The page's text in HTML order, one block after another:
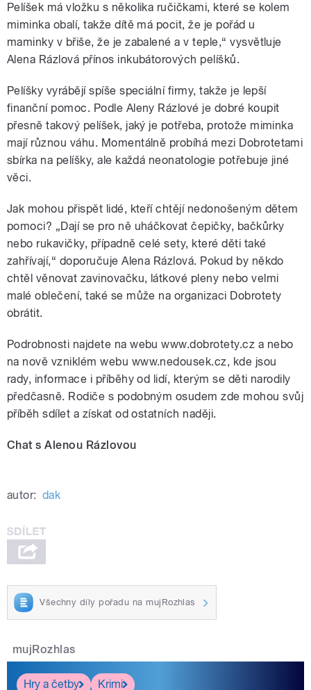
pause
Pelíšek má vložku s několika ručičkami, které se kolem
miminka obalí, takže dítě má pocit, že je pořád u
maminky v břiše, že je zabalené a v teple,“ vysvětluje
Alena Rázlová přínos inkubátorových pelíšků.
Pelíšky vyrábějí spíše speciální firmy, takže je lepší
finanční pomoc. Podle Aleny Rázlové je dobré koupit
přesně takový pelíšek, jaký je potřeba, protože miminka
mají různou váhu. Momentálně probíhá mezi Dobrotetami
sbírka na pelíšky, ale každá neonatologie potřebuje jiné
věci.
Jak mohou přispět lidé, kteří chtějí nedonošeným dětem
pomoci? „Dají se pro ně uháčkovat čepičky, bačkůrky
nebo rukavičky, případně celé sety, které děti také
zahřívají,“ doporučuje Alena Rázlová. Pokud by někdo
chtěl věnovat zavinovačku, látkové pleny nebo velmi
malé oblečení, také se může na organizaci Dobrotety
obrátit.
Podrobnosti najdete na webu www.dobrotety.cz a nebo
na nově vzniklém webu www.nedousek.cz, kde jsou
rady, informace i příběhy od lidí, kterým se děti narodily
předčasně. Rodiče s podobným osudem zde mohou svůj
příběh sdílet a získat od ostatních naději.
Chat s Alenou Rázlovou
autor: dak
Všechny díly pořadu na mujRozhlas
mujRozhlas
Hry a četby Krimi